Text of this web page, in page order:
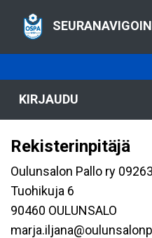
KIRJAUDU
Rekisterinpitäjä
Oulunsalon Pallo ry
Tuohikuja 6
90460 OULUNSALO